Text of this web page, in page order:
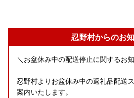
忍野村からのお
＼お盆休み中の配送停止に関するお
忍野村よりお盆休み中の返礼品配送
案内いたします。